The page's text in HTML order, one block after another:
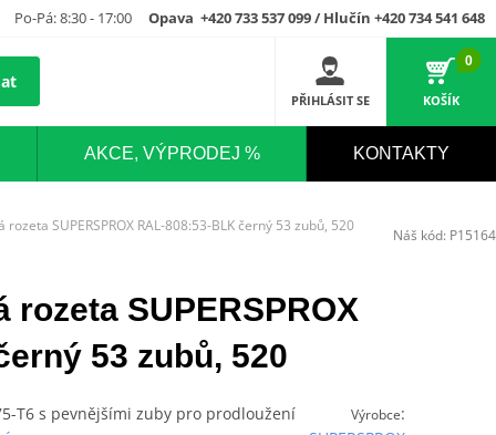
Po-Pá: 8:30 - 17:00 Opava +420 733 537 099 / Hlučín +420 734 541 648
PŘIHLÁSIT SE
0
KOŠÍK
AKCE, VÝPRODEJ % KONTAKTY
SUPERSPROX RAL-808:53-BLK černý 53 zubů, 520
SUPERSPROX
53 zubů, 520
Výrobce:
T6 s pevnějšími zuby pro prodloužení
Náš kód: P15164